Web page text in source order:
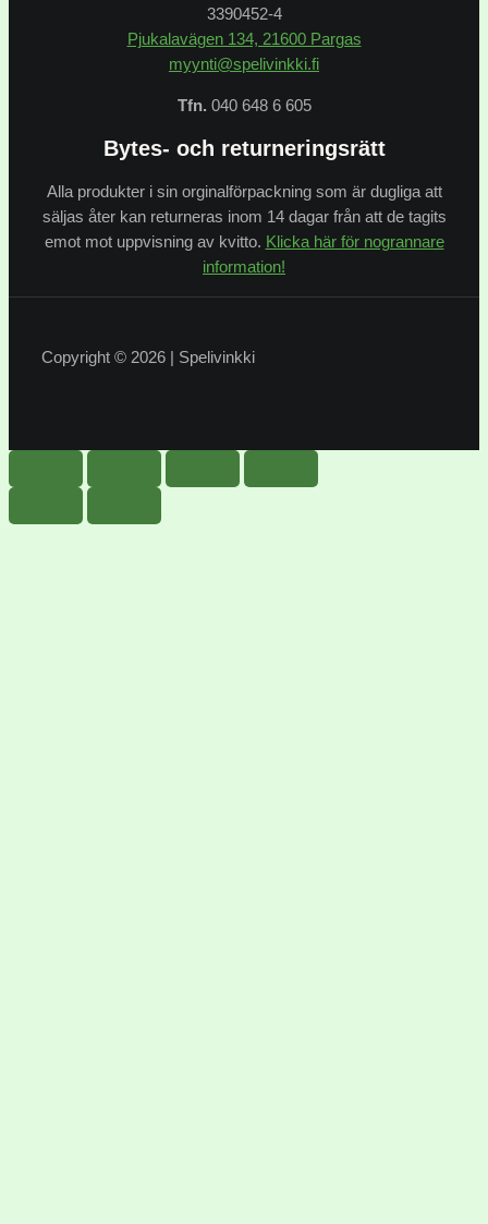
3390452-4
Pjukalavägen 134, 21600 Pargas
myynti@spelivinkki.fi
Tfn. 040 648 6 605
Bytes- och returneringsrätt
Alla produkter i sin orginalförpackning som är dugliga att
säljas åter kan returneras inom 14 dagar från att de tagits
emot mot uppvisning av kvitto. Klicka här för nogrannare
information!
Copyright © 2026 | Spelivinkki